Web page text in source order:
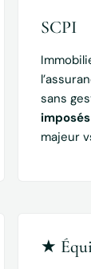
SCPI
sans
majeur
★